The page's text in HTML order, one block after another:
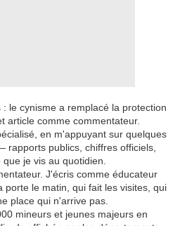
le cynisme a remplacé la protection
article comme commentateur.
en m'appuyant sur quelques
publics, chiffres officiels,
je vis au quotidien.
J'écris comme éducateur
porte le matin, qui fait les visites, qui
place qui n'arrive pas.
mineurs et jeunes majeurs en